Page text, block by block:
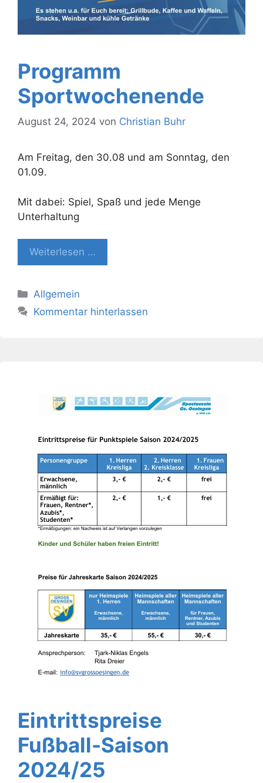
Programm
Sportwochenende
August 24, 2024 von Christian Buhr
Am Freitag, den 30.08 und am Sonntag, den
01.09.
Mit dabei: Spiel, Spaß und jede Menge
Unterhaltung
Weiterlesen …
Kategorien
Allgemein
Kommentar hinterlassen
Eintrittspreise
Fußball-Saison
2024/25